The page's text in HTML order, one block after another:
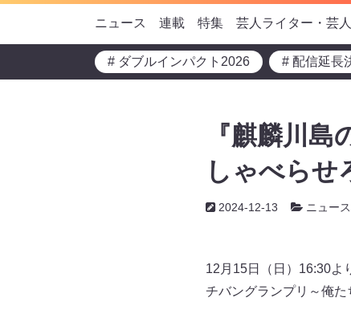
ニュース 連載 特集 芸人ライター・芸
# ダブルインパクト2026 # 配信延長
『麒麟川
しゃべらせ
2024-12-13 ニュース
12月15日（日）16:30よ
チバングランプリ～俺た